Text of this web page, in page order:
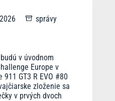
správy
v úvodnom
Europe v
GT3 R EVO #80
zloženie sa
v prvých dvoch